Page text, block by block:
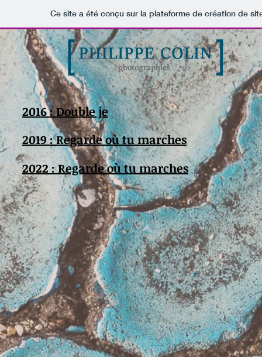
Ce site a été conçu sur la plateforme de création de
2016 : Double je
2019 : Regarde où tu marches
2022 : Regarde où tu marches